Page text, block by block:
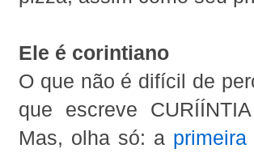
Ele é corintiano
O que não é difícil de
que escreve
Mas, olha só: a primeira